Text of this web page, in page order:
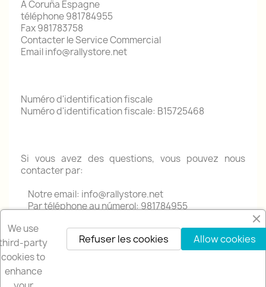
A Coruña Espagne
téléphone 981784955
Fax 981783758
Contacter le Service Commercial
Email info@rallystore.net
Numéro d'identification fiscale
Numéro d'identification fiscale: B15725468
Si vous avez des questions, vous pouvez nous
contacter par:
Notre email: info@rallystore.net
Par téléphone au númerol: 981784955
We use
party
cookies to
enhance
Allow cookies
Refuser les cookies